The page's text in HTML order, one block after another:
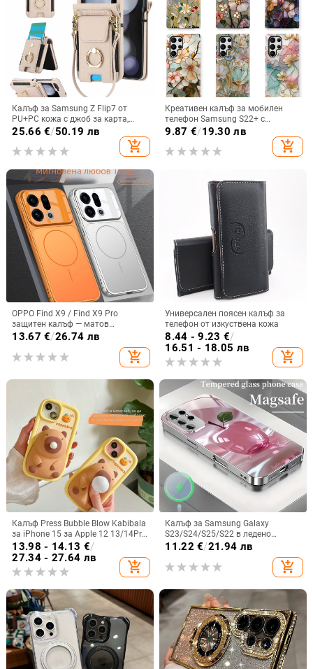
Калъф за Samsung Z Flip7 от
PU+PC кожа с джоб за карта,
пръстен за държане, еластичен
държач за карти и кръстосана
презрамка
25.66 €/50.19 лв
add_shopping_cart
Креативен калъф за мобилен
телефон Samsung S22+ с
остъклено цвете, защита от
падане, Ultra Film Case за Apple
13
9.87 €/19.30 лв
add_shopping_cart
OPPO Find X9 / Find X9 Pro
защитен калъф — матов
пластмасов, минималистичен
стил, против изпускане, магнитно
зареждане, възможност за
13.67 €/26.74 лв
add_shopping_cart
Универсален поясен калъф за
телефон от изкуствена кожа
8.44 - 9.23 €/
16.51 - 18.05 лв
add_shopping_cart
Калъф Press Bubble Blow Kabibala
за iPhone 15 за Apple 12 13/14Pro
Max, устойчив на изпускане 11
13.98 - 14.13 €/
27.34 - 27.64 лв
add_shopping_cart
Калъф за Samsung Galaxy
S23/S24/S25/S22 в ледено
кристално розово със стъклена
повърхност и метално боядисано
покритие
11.22 €/21.94 лв
add_shopping_cart